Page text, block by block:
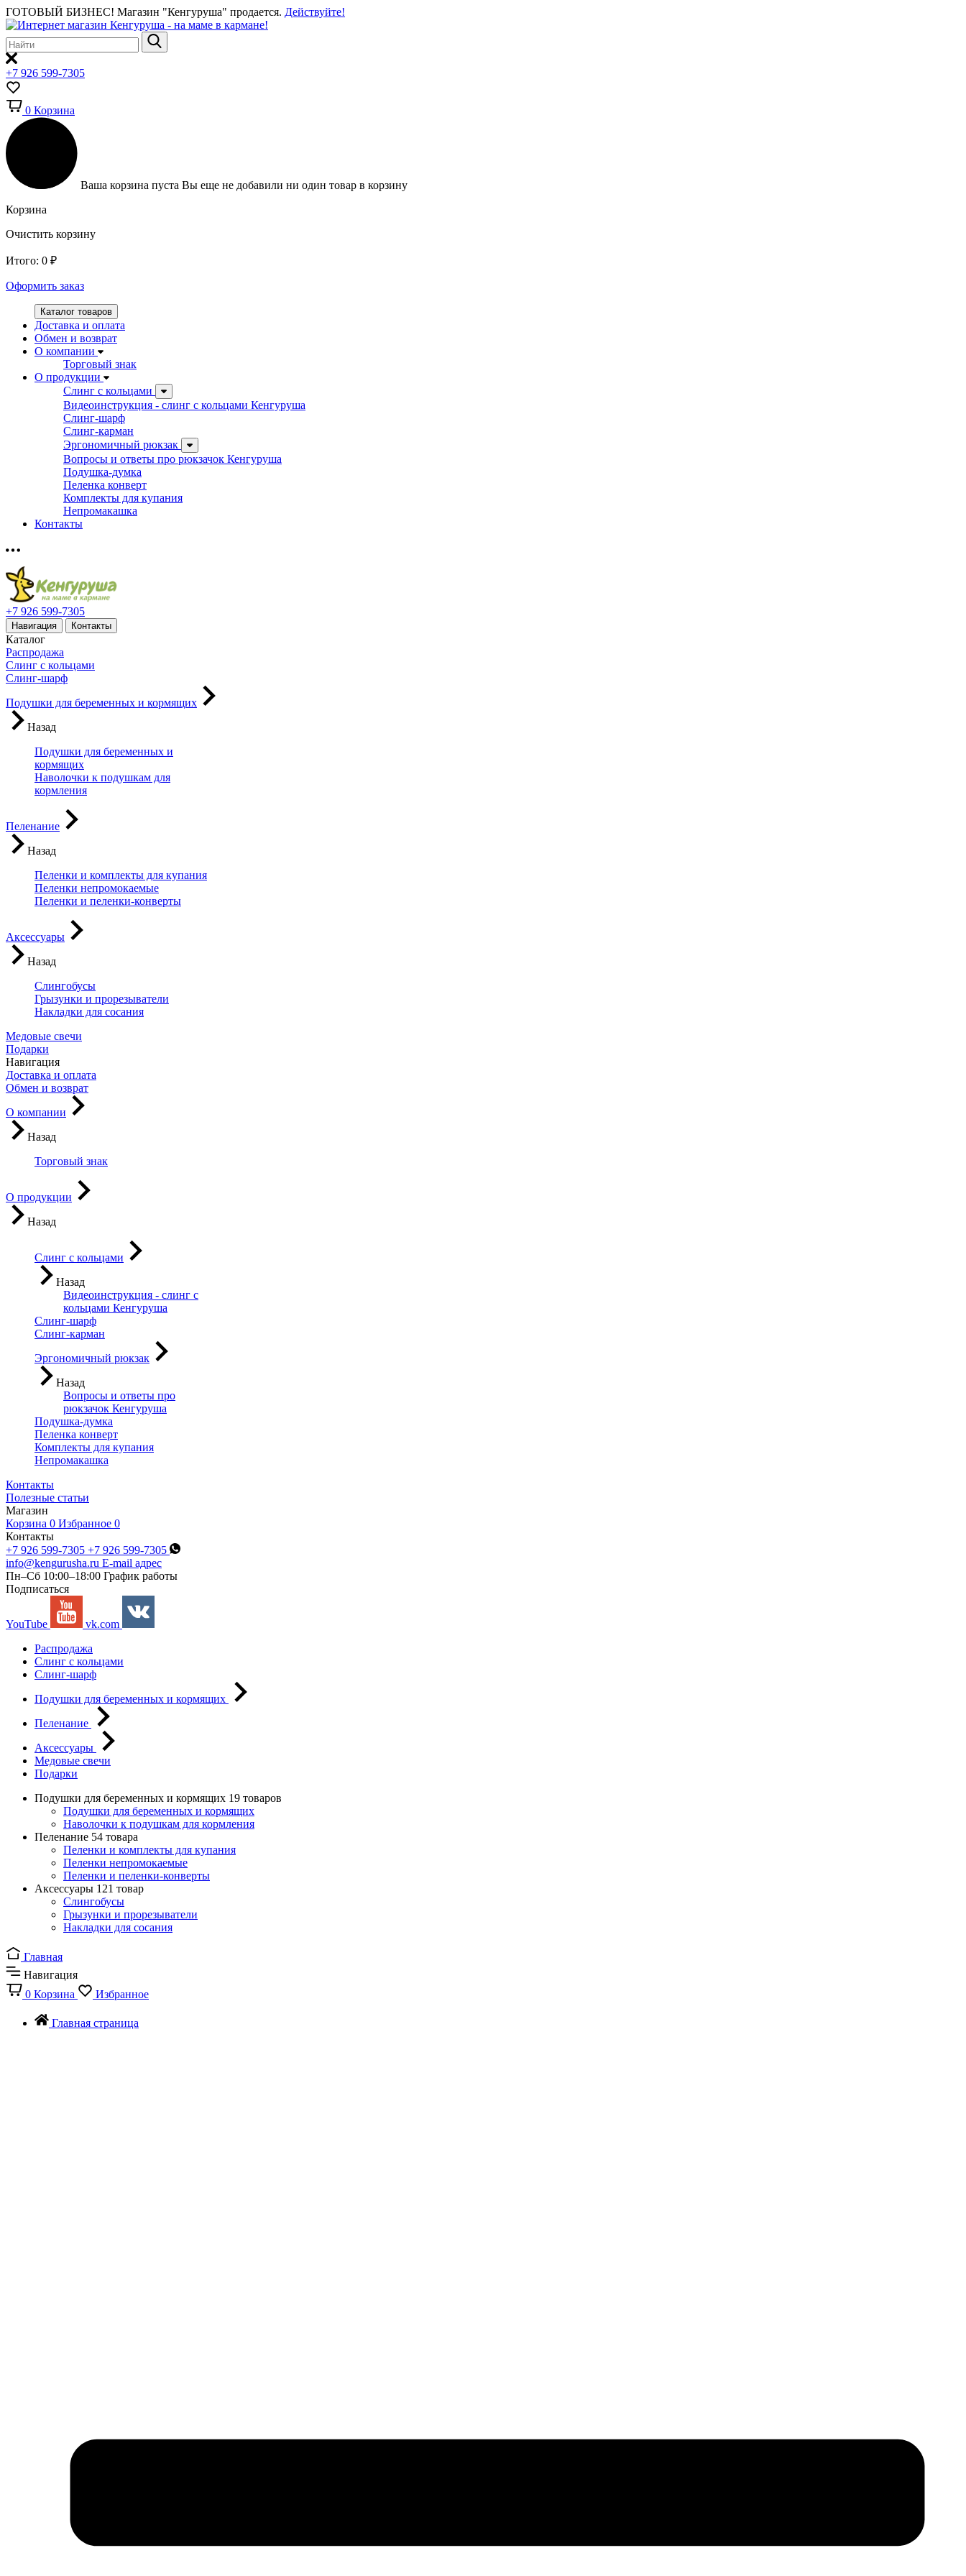
ГОТОВЫЙ БИЗНЕС! Магазин "Кенгуруша" продается. Действуйте!
+7 926 599-7305
0 Корзина
Ваша корзина пуста Вы еще не добавили ни один товар в корзину
Корзина
Очистить корзину
Итого: 0 ₽
Оформить заказ
Каталог товаров
Доставка и оплата
Обмен и возврат
О компании
Торговый знак
О продукции
Слинг с кольцами
Видеоинструкция - слинг с кольцами Кенгуруша
Слинг-шарф
Слинг-карман
Эргономичный рюкзак
Вопросы и ответы про рюкзачок Кенгуруша
Подушка-думка
Пеленка конверт
Комплекты для купания
Непромакашка
Контакты
+7 926 599-7305
Навигация Контакты
Каталог
Распродажа
Слинг с кольцами
Слинг-шарф
Подушки для беременных и кормящих
Назад
Подушки для беременных и
кормящих
Наволочки к подушкам для
кормления
Пеленание
Назад
Пеленки и комплекты для купания
Пеленки непромокаемые
Пеленки и пеленки-конверты
Аксессуары
Назад
Слингобусы
Грызунки и прорезыватели
Накладки для сосания
Медовые свечи
Подарки
Навигация
Доставка и оплата
Обмен и возврат
О компании
Назад
Торговый знак
О продукции
Назад
Слинг с кольцами
Назад
Видеоинструкция - слинг с
кольцами Кенгуруша
Слинг-шарф
Слинг-карман
Эргономичный рюкзак
Назад
Вопросы и ответы про
рюкзачок Кенгуруша
Подушка-думка
Пеленка конверт
Комплекты для купания
Непромакашка
Контакты
Полезные статьи
Магазин
Корзина 0 Избранное 0
Контакты
+7 926 599-7305 +7 926 599-7305
info@kengurusha.ru E-mail адрес
Пн–Сб 10:00–18:00 График работы
Подписаться
YouTube
vk.com
Распродажа
Слинг с кольцами
Слинг-шарф
Подушки для беременных и кормящих
Пеленание
Аксессуары
Медовые свечи
Подарки
Подушки для беременных и кормящих 19 товаров
Подушки для беременных и кормящих
Наволочки к подушкам для кормления
Пеленание 54 товара
Пеленки и комплекты для купания
Пеленки непромокаемые
Пеленки и пеленки-конверты
Аксессуары 121 товар
Слингобусы
Грызунки и прорезыватели
Накладки для сосания
Главная
Навигация
0 Корзина Избранное
Главная страница